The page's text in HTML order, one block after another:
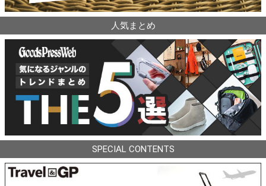
人気まとめ
SPECIAL CONTENTS